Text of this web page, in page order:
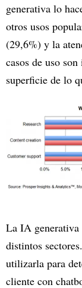
generativa lo
otros usos
(29,6%) y la
casos de uso
superficie de lo
La IA generativa
distintos
utilizarla para
cliente con